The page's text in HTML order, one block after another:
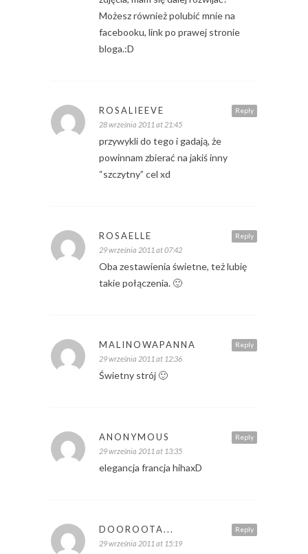
Możesz również polubić mnie na
facebooku, link po prawej stronie
bloga.:D
Reply
ROSALIEEVE
28 września 2011 at 21:45
przywykli do tego i gadają, że
powinnam zbierać na jakiś inny
“szczytny” cel xd
Reply
ROSAELLE
29 września 2011 at 07:42
Oba zestawienia świetne, też lubię
takie połączenia. 🙂
Reply
MALINOWAPANNA
29 września 2011 at 12:36
Świetny strój 🙂
Reply
ANONYMOUS
29 września 2011 at 13:35
elegancja francja hihaxD
Reply
DOOROOTA...
29 września 2011 at 15:19